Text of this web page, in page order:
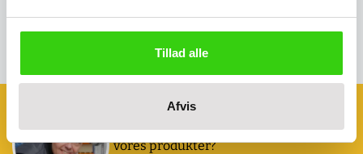
Tillad alle
Afvis
(171,25 krinkl. moms )
Book et møde med os
Ønsker du at se eller prøve nogle af
vores produkter?